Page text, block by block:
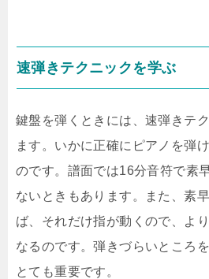
速弾きテクニックを学ぶ
鍵盤を弾くときには、速弾きテ
ます。いかに正確にピアノを弾
のです。譜面では16分音符で素
ないときもあります。また、素
ば、それだけ指が動くので、よ
なるのです。弾きづらいところ
とても重要です。